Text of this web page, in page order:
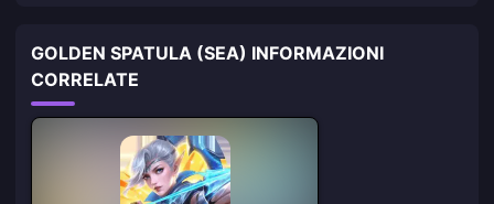
GOLDEN SPATULA (SEA) INFORMAZIONI
CORRELATE